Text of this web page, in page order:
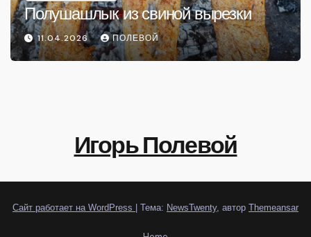
Полушашлык из свиной вырезки
11.04.2026 ПОЛЕВОЙ
Игорь Полевой
Сайт работает на WordPress Тема: NewsTwenty, автор Themeansar